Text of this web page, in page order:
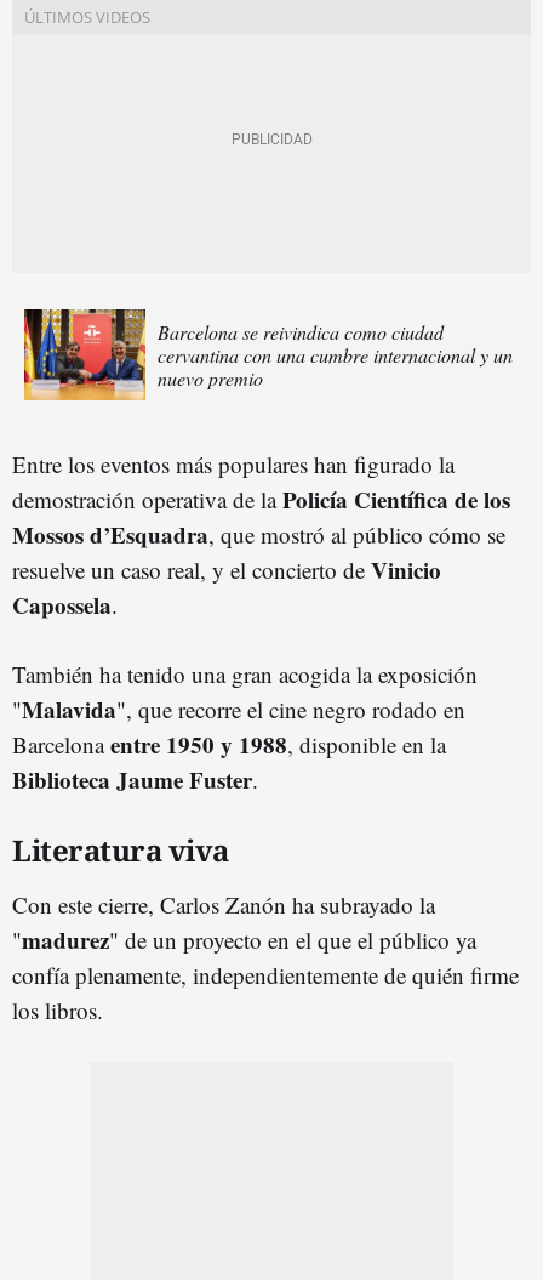
Barcelona se reivindica como ciudad
cervantina con una cumbre internacional y un
nuevo premio
Entre los eventos más populares han figurado la
demostración operativa de laPolicía Científica de los
Mossos d’Esquadra, que mostró al público cómo se
resuelve un caso real, y el concierto de Vinicio
Capossela.
También ha tenido una gran acogida la exposición
"Malavida", que recorre el cine negro rodado en
Barcelonaentre 1950 y 1988, disponible en la
Biblioteca Jaume Fuster.
Literatura viva
Con este cierre, Carlos Zanón ha subrayado la
"madurez" de un proyecto en el que el público ya
confía plenamente, independientemente de quién firme
los libros.